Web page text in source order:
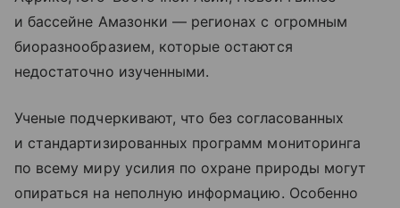
и бассейне Амазонки — регионах с огромным
биоразнообразием, которые остаются
недостаточно изученными.
Ученые подчеркивают, что без согласованных
и стандартизированных программ мониторинга
по всему миру усилия по охране природы могут
опираться на неполную информацию. Особенно